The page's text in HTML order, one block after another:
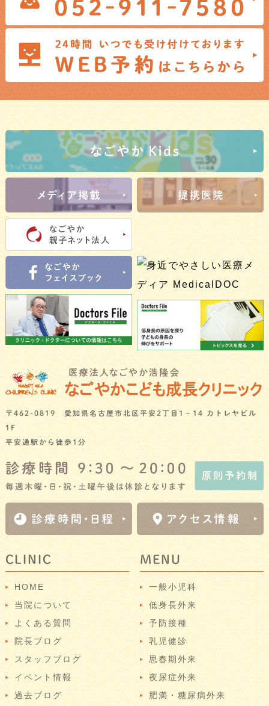
〒462-0819 愛知県名古屋市北区平安2丁目1－14 カトレヤビル
1F
平安通駅から徒歩1分
CLINIC
HOME
当院について
よくある質問
院長ブログ
スタッフブログ
イベント情報
過去ブログ
MENU
一般小児科
低身長外来
予防接種
乳児健診
思春期外来
夜尿症外来
肥満・糖尿病外来